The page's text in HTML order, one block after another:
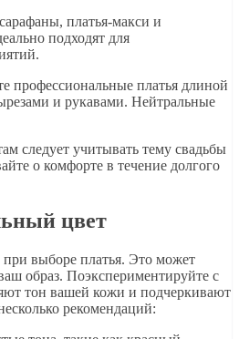
платья-макси и
подходят для
профессиональные платья длиной
и рукавами. Нейтральные
следует учитывать тему свадьбы
о комфорте в течение долгого
цвет
выборе платья. Это может
образ. Поэкспериментируйте с
тон вашей кожи и подчеркивают
рекомендаций: